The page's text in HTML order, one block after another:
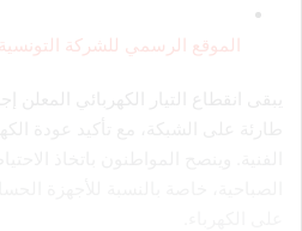
الموقع الرسمي للشركة التونسية